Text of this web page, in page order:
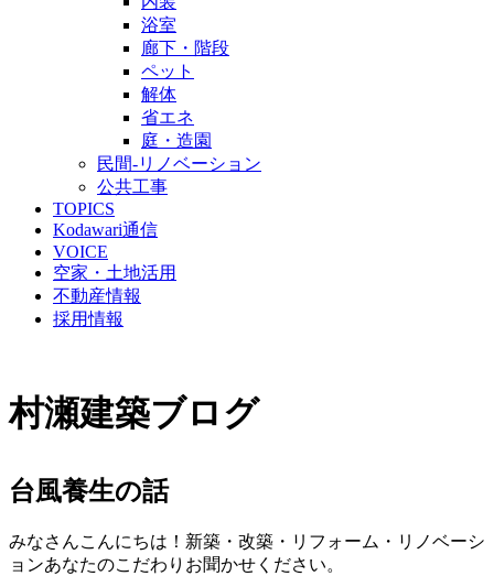
浴室
廊下・階段
ペット
解体
省エネ
庭・造園
民間-リノベーション
公共工事
TOPICS
Kodawari通信
VOICE
空家・土地活用
不動産情報
採用情報
村瀬建築ブログ
台風養生の話
みなさんこんにちは！新築・改築・リフォーム・リノベーシ
ョンあなたのこだわりお聞かせください。